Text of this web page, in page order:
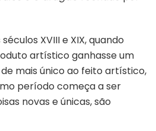
XVIII e XIX, quando
artístico ganhasse um
mais único ao feito artístico,
período começa a ser
novas e únicas, são